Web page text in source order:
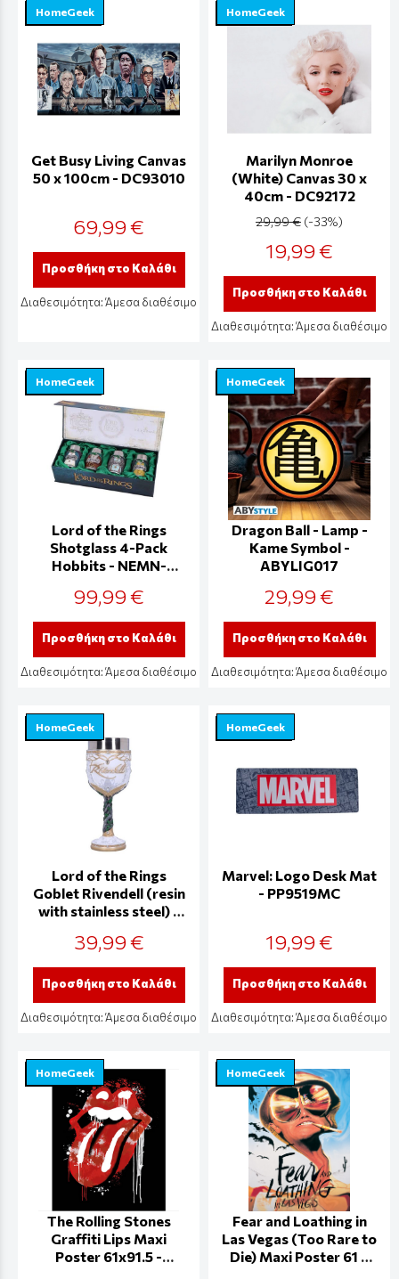
HomeGeek
Get Busy Living Canvas
50 x 100cm - DC93010
69,99 €
Προσθήκη στο Καλάθι
Διαθεσιμότητα:Άμεσα διαθέσιμο
HomeGeek
Marilyn Monroe
(White) Canvas 30 x
40cm - DC92172
29,99 € (-33%)
19,99 €
Προσθήκη στο Καλάθι
Διαθεσιμότητα:Άμεσα διαθέσιμο
HomeGeek
Lord of the Rings
Shotglass 4-Pack
Hobbits - NEMN-
99,99 €
Προσθήκη στο Καλάθι
Διαθεσιμότητα:Άμεσα διαθέσιμο
HomeGeek
Dragon Ball - Lamp -
Kame Symbol -
ABYLIG017
29,99 €
Προσθήκη στο Καλάθι
Διαθεσιμότητα:Άμεσα διαθέσιμο
HomeGeek
Lord of the Rings
Goblet Rivendell (resin
with stainless steel) -
39,99 €
Προσθήκη στο Καλάθι
Διαθεσιμότητα:Άμεσα διαθέσιμο
HomeGeek
Marvel: Logo Desk Mat
- PP9519MC
19,99 €
Προσθήκη στο Καλάθι
Διαθεσιμότητα:Άμεσα διαθέσιμο
HomeGeek
The Rolling Stones
Graffiti Lips Maxi
Poster 61x91.5 -
HomeGeek
Fear and Loathing in
Las Vegas (Too Rare to
Die) Maxi Poster 61 x